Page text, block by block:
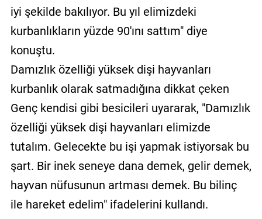
iyi şekilde bakılıyor. Bu yıl elimizdeki
kurbanlıkların yüzde 90'ını sattım" diye
konuştu.
Damızlık özelliği yüksek dişi hayvanları
kurbanlık olarak satmadığına dikkat çeken
Genç kendisi gibi besicileri uyararak, "Damızlık
özelliği yüksek dişi hayvanları elimizde
tutalım. Gelecekte bu işi yapmak istiyorsak bu
şart. Bir inek seneye dana demek, gelir demek,
hayvan nüfusunun artması demek. Bu bilinç
ile hareket edelim" ifadelerini kullandı.